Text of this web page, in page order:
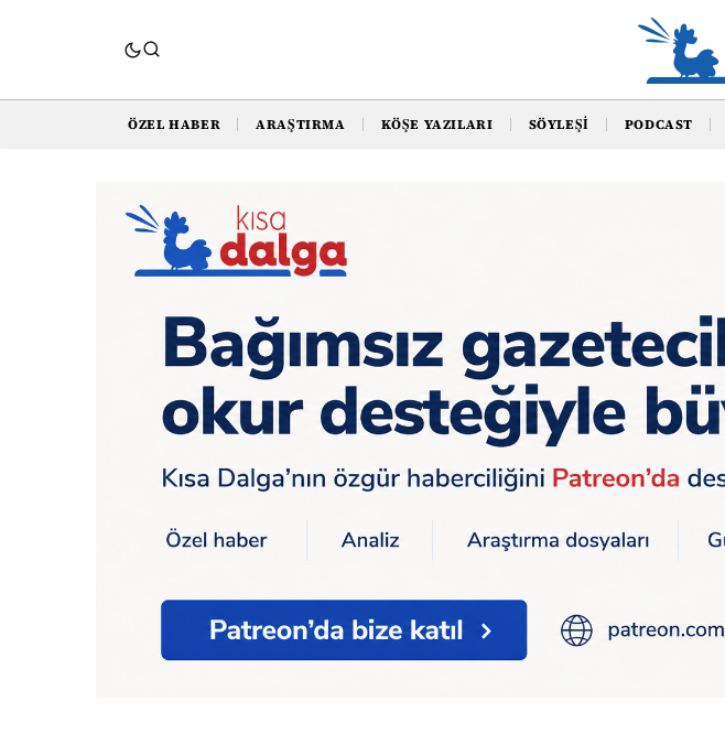
ÖZEL HABER ARAŞTIRMA KÖŞE YAZILARI SÖYLEŞI PODCAST